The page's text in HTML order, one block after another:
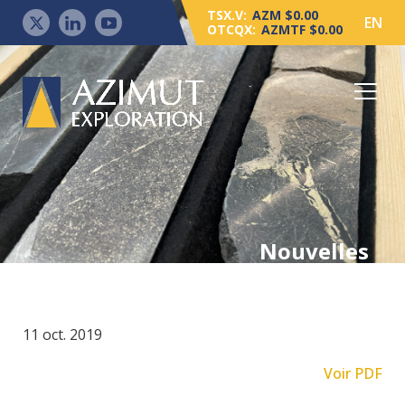
TSX.V: AZM $0.00
OTCQX: AZMTF $0.00 EN
Nouvelles
11 oct. 2019
Voir PDF